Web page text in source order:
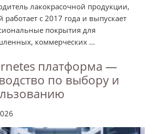
лакокрасочной продукции,
работает с 2017 года и выпускает
покрытия для
коммерческих ...
платформа —
по выбору и